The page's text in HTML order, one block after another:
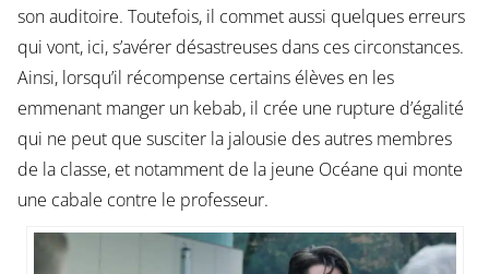
son auditoire. Toutefois, il commet aussi quelques erreurs
qui vont, ici, s’avérer désastreuses dans ces circonstances.
Ainsi, lorsqu’il récompense certains élèves en les
emmenant manger un kebab, il crée une rupture d’égalité
qui ne peut que susciter la jalousie des autres membres
de la classe, et notamment de la jeune Océane qui monte
une cabale contre le professeur.